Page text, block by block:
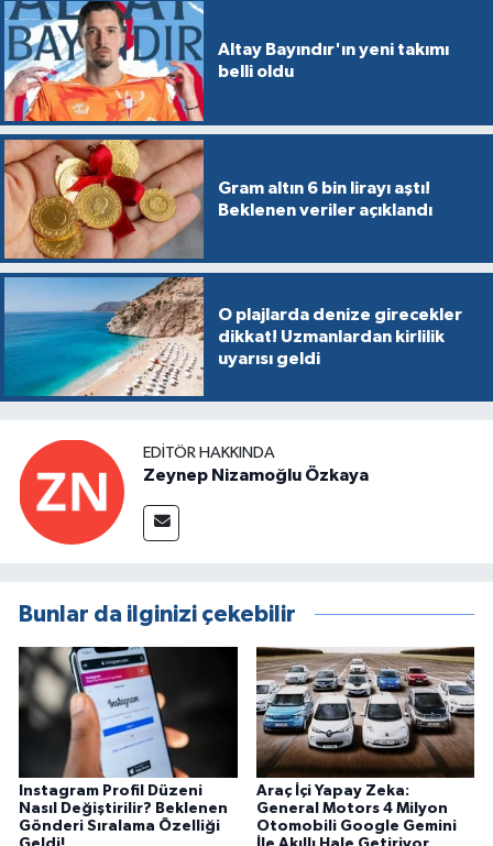
Altay Bayındır'ın yeni takımı
belli oldu
Gram altın 6 bin lirayı aştı!
Beklenen veriler açıklandı
O plajlarda denize girecekler
dikkat! Uzmanlardan kirlilik
uyarısı geldi
EDITÖR HAKKINDA
Zeynep Nizamoğlu Özkaya
Bunlar da ilginizi çekebilir
Instagram Profil Düzeni
Nasıl Değiştirilir? Beklenen
Gönderi Sıralama Özelliği
Araç İçi Yapay Zeka:
General Motors 4 Milyon
Otomobili Google Gemini